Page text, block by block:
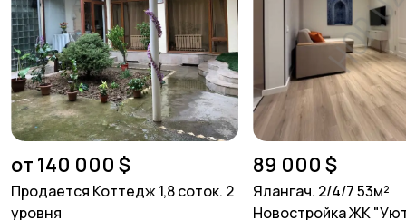
от 140 000 $
Продается Коттедж 1,8 соток. 2
уровня
89 000 $
Ялангач. 2/4/7 53м²
Новостройка ЖК